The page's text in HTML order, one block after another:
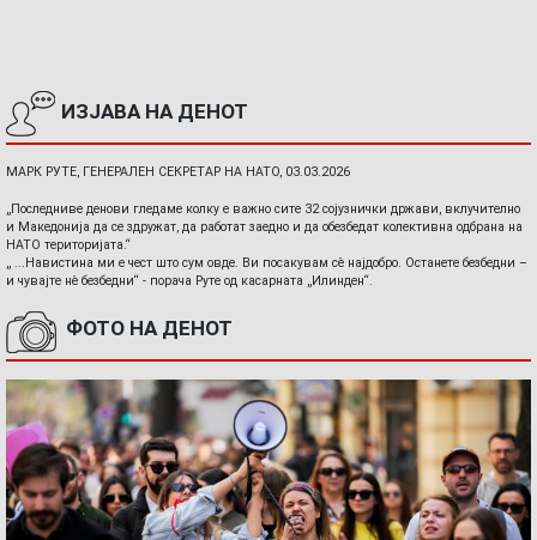
ИЗЈАВА НА ДЕНОТ
МАРК РУТЕ, ГЕНЕРАЛЕН СЕКРЕТАР НА НАТО, 03.03.2026
„Последниве денови гледаме колку е важно сите 32 сојузнички држави, вклучително
и Македонија да се здружат, да работат заедно и да обезбедат колективна одбрана на
НАТО територијата.“
„ ...Навистина ми е чест што сум овде. Ви посакувам сè најдобро. Останете безбедни –
и чувајте нè безбедни“ - порача Руте од касарната „Илинден“.
ФОТО НА ДЕНОТ